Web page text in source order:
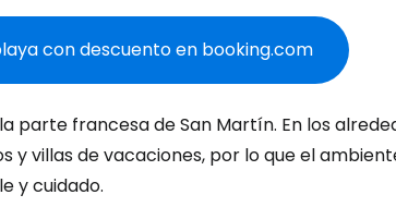
con descuento en booking.com
parte francesa de San Martín. En los
villas de vacaciones, por lo que el
y cuidado.